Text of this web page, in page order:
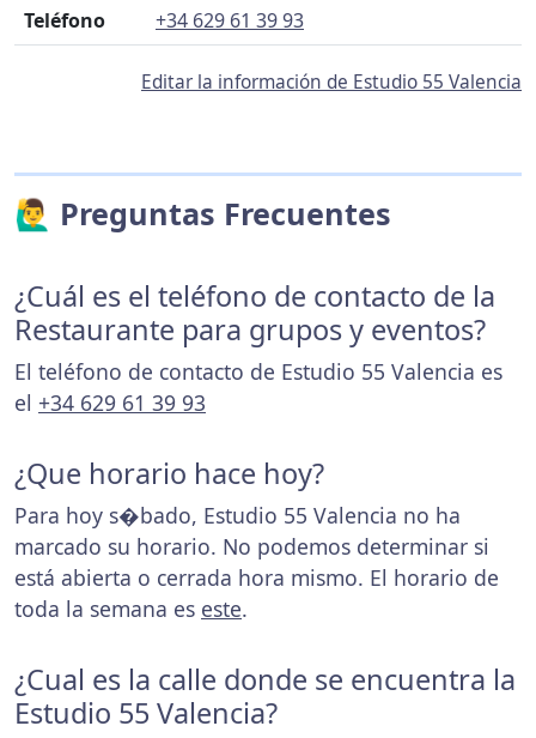
Teléfono +34 629 61 39 93
Editar la información de Estudio 55 Valencia
🙋‍♂️ Preguntas Frecuentes
¿Cuál es el teléfono de contacto de la
Restaurante para grupos y eventos?
El teléfono de contacto de Estudio 55 Valencia es
el +34 629 61 39 93
¿Que horario hace hoy?
Para hoy s�bado, Estudio 55 Valencia no ha
marcado su horario. No podemos determinar si
está abierta o cerrada hora mismo. El horario de
toda la semana es este.
¿Cual es la calle donde se encuentra la
Estudio 55 Valencia?